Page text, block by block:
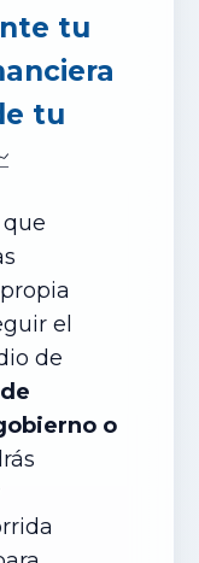
tu
tu
el
de
o